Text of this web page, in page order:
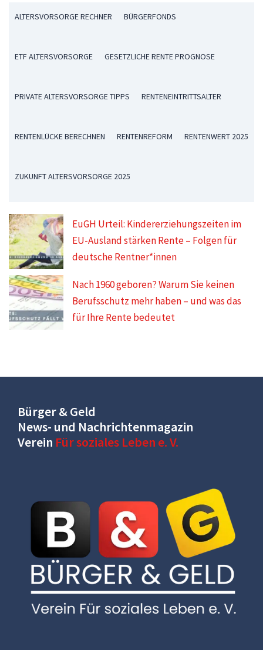
ALTERSVORSORGE RECHNER BÜRGERFONDS
ETF ALTERSVORSORGE GESETZLICHE RENTE PROGNOSE
PRIVATE ALTERSVORSORGE TIPPS RENTENEINTRITTSALTER
RENTENLÜCKE BERECHNEN RENTENREFORM RENTENWERT 2025
ZUKUNFT ALTERSVORSORGE 2025
EuGH Urteil: Kindererziehungszeiten im
EU-Ausland stärken Rente – Folgen für
deutsche Rentner*innen
Nach 1960 geboren? Warum Sie keinen
Berufsschutz mehr haben – und was das
für Ihre Rente bedeutet
Bürger & Geld
News- und Nachrichtenmagazin
Verein Für soziales Leben e. V.